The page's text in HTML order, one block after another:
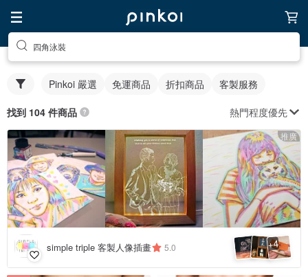
四角泳裝
Pinkoi 嚴選 免運商品 折扣商品 客製服務
找到 104 件商品 熱門程度優先
推廣
simple triple 客製人像插畫 5.0 +4